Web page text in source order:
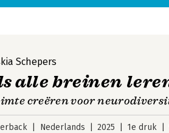
Schepers
alle breinen
creëren voor
Nederlands 2025 1e druk
Personen